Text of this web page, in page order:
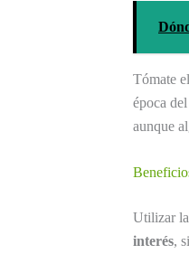
Tómate
época
aunque
Utilizar
interés,